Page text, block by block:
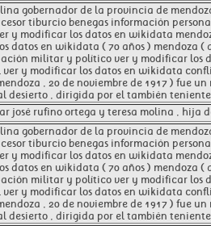
gobernador de la provincia de
tiburcio benegas información
y modificar los datos en wikidata
datos en wikidata ( 70 años )
militar y político ver y modificar
y modificar los datos en wikidata
, 20 de noviembre de 1917 ) fue
desierto , dirigida por el también
josé rufino ortega y teresa molina , hija
gobernador de la provincia de
tiburcio benegas información
y modificar los datos en wikidata
datos en wikidata ( 70 años )
militar y político ver y modificar
y modificar los datos en wikidata
, 20 de noviembre de 1917 ) fue
desierto , dirigida por el también